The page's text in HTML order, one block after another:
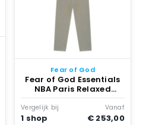
Fear of God
Fear of God Essentials
NBA Paris Relaxed
Sweatpants Warm
Heather
Vergelijk bij
1 shop
Vanaf
€ 253,00